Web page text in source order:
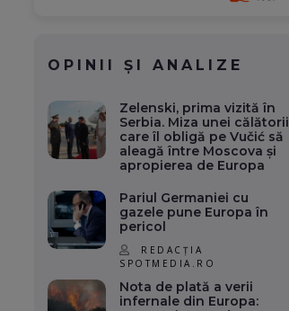
OPINII ȘI ANALIZE
Zelenski, prima vizită în
Serbia. Miza unei călătorii
care îl obligă pe Vučić să
aleagă între Moscova și
apropierea de Europa
Pariul Germaniei cu
gazele pune Europa în
pericol
REDACȚIA
SPOTMEDIA.RO
Nota de plată a verii
infernale din Europa: